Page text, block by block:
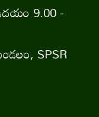
9.00 -
SPSR